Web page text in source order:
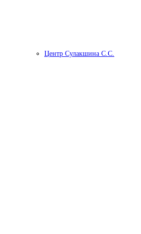
Центр Сулакшина С.С.